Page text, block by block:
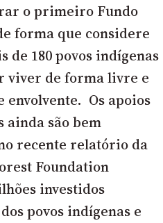
o primeiro Fundo
forma que considere
de 180 povos indígenas
viver de forma livre e
envolvente. Os apoios
ainda são bem
recente relatório da
Foundation
investidos
povos indígenas e